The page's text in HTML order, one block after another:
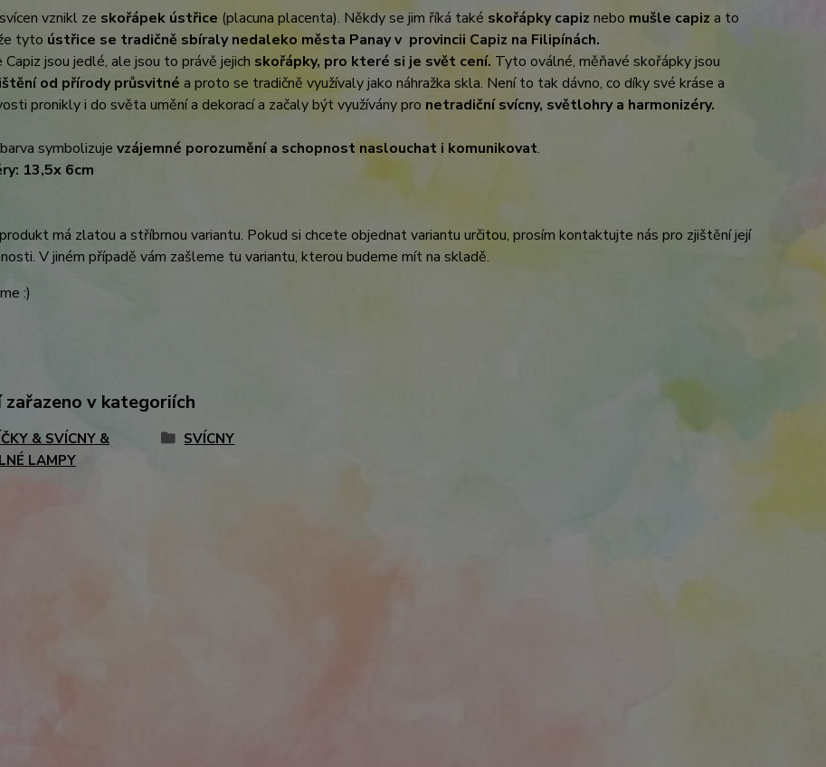
vznikl ze skořápek ústřice (placuna placenta). Někdy se jim říká také skořápky capiz nebo mušle capiz a to
tyto ústřice se tradičně sbíraly nedaleko města Panay v provincii Capiz na Filipínách.
jsou jedlé, ale jsou to právě jejich skořápky, pro které si je svět cení. Tyto oválné, měňavé skořápky jsou
od přírody průsvitné a proto se tradičně využívaly jako náhražka skla. Není to tak dávno, co díky své kráse a
pronikly i do světa umění a dekorací a začaly být využívány pro netradiční svícny, světlohry a harmonizéry.
symbolizuje vzájemné porozumění a schopnost naslouchat i komunikovat.
13,5x 6cm
má zlatou a stříbrnou variantu. Pokud si chcete objednat variantu určitou, prosím kontaktujte nás pro zjištění její
V jiném případě vám zašleme tu variantu, kterou budeme mít na skladě.
:)
zařazeno v kategoriích
& SVÍCNY &
LAMPY
SVÍCNY